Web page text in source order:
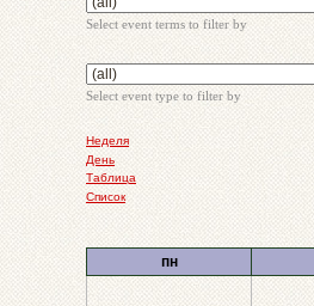
Select event terms to filter by
Select event type to filter by
Неделя
День
Таблица
Список
пн